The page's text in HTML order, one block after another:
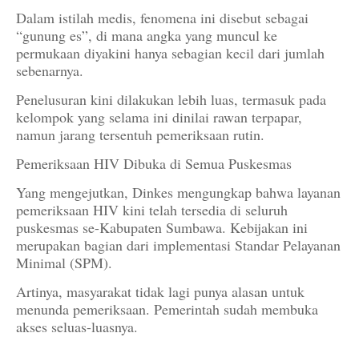
Dalam istilah medis, fenomena ini disebut sebagai
“gunung es”, di mana angka yang muncul ke
permukaan diyakini hanya sebagian kecil dari jumlah
sebenarnya.
Penelusuran kini dilakukan lebih luas, termasuk pada
kelompok yang selama ini dinilai rawan terpapar,
namun jarang tersentuh pemeriksaan rutin.
Pemeriksaan HIV Dibuka di Semua Puskesmas
Yang mengejutkan, Dinkes mengungkap bahwa layanan
pemeriksaan HIV kini telah tersedia di seluruh
puskesmas se-Kabupaten Sumbawa. Kebijakan ini
merupakan bagian dari implementasi Standar Pelayanan
Minimal (SPM).
Artinya, masyarakat tidak lagi punya alasan untuk
menunda pemeriksaan. Pemerintah sudah membuka
akses seluas-luasnya.